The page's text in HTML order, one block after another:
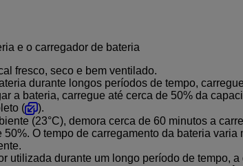
e o carregador de bateria
fresco, seco e bem ventilado.
durante longos períodos de tempo,
a bateria, carregue até cerca de 50% da
(
).
(23°C), demora cerca de 60 minutos a
50%. O tempo de carregamento da bateria varia
utilizada durante um longo período de tempo,